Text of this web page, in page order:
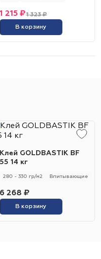
1 323 ₽
1 215 ₽
В корзину
250 - 270 гр/м2
Клей GOLDBASTIK BF
55 14 кг
280 - 330 гр/м2 Впитывающие
6 268 ₽
В корзину